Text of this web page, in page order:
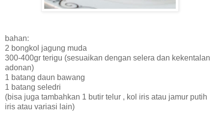
bahan:
2 bongkol jagung muda
300-400gr terigu (sesuaikan dengan selera dan kekentalan
adonan)
1 batang daun bawang
1 batang seledri
(bisa juga tambahkan 1 butir telur , kol iris atau jamur putih
iris atau variasi lain)